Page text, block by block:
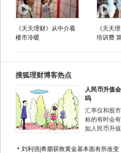
《天天理财》从中介看
楼市冷暖
《天天
培训费
搜狐理财博客热点
人民币升值
吗
汇率仅和股
标的有时会
如人民币升
刘利强 希腊获救黄金基本面有所改变